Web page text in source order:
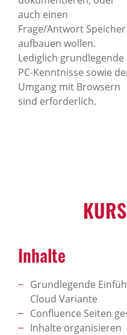
auch einen
Frage/Antwort Speicher
aufbauen wollen.
Lediglich grundlegende
PC-Kenntnisse sowie
Umgang mit Browsern
sind erforderlich.
Inhalte
Grundlegende
Cloud Variante
Confluence Seiten
Inhalte organisieren